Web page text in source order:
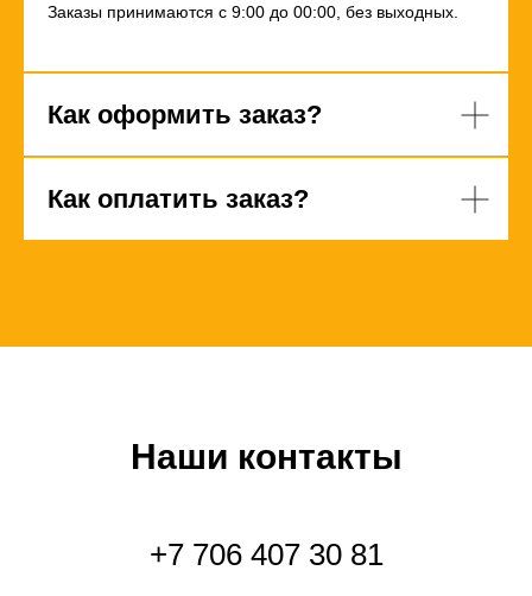
Заказы принимаются с 9:00 до 00:00, без выходных.
Как оформить заказ?
Как оплатить заказ?
Наши контакты
+7 706 407 30 81